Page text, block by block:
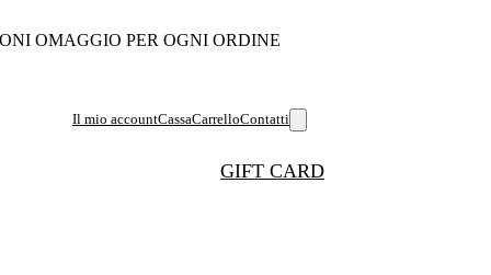
OMAGGIO PER OGNI ORDINE
Il mio accountCassaCarrelloContatti
GIFT CARD